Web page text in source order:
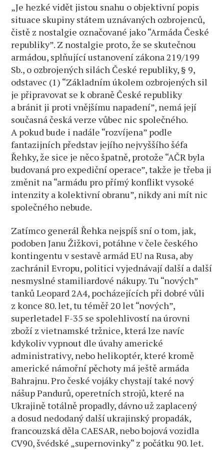
„Je hezké vidět jistou snahu o objektivní popis
situace skupiny státem uznávaných ozbrojenců,
čistě z nostalgie označované jako “Armáda České
republiky”. Z nostalgie proto, že se skutečnou
armádou, splňující ustanovení zákona 219/199
Sb., o ozbrojených silách České republiky, § 9,
odstavec (1) “Základním úkolem ozbrojených sil
je připravovat se k obraně České republiky
a bránit ji proti vnějšímu napadení”, nemá její
současná česká verze vůbec nic společného.
A pokud bude i nadále “rozvíjena” podle
fantazijních představ jejího nejvyššího šéfa
Řehky, že sice je něco špatně, protože “AČR byla
budovaná pro expediční operace”, takže je třeba ji
změnit na “armádu pro přímý konflikt vysoké
intenzity a kolektivní obranu”, nikdy ani mít nic
společného nebude.
Zatímco generál Řehka nejspíš sní o tom, jak,
podoben Janu Žižkovi, potáhne v čele českého
kontingentu v sestavě armád EU na Rusa, aby
zachránil Evropu, politici vyjednávají další a další
nesmyslné stamiliardové nákupy. Tu “nových”
tanků Leopard 2A4, pocházejících při dobré vůli
z konce 80. let, tu téměř 20 let “nových”,
superletadel F-35 se spolehlivostí na úrovni
zboží z vietnamské tržnice, která lze navíc
kdykoliv vypnout dle úvahy americké
administrativy, nebo helikoptér, které kromě
americké námořní pěchoty má ještě armáda
Bahrajnu. Pro české vojáky chystají také nový
nášup Pandurů, operetních strojů, které na
Ukrajině totálně propadly, dávno už zaplacený
a dosud nedodaný další ukrajinský propadák,
francouzská děla CAESAR, nebo bojová vozidla
CV90, švédské „supernovinky“ z počátku 90. let.